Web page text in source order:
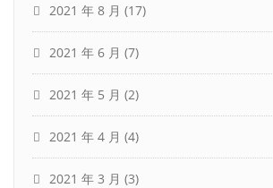
2021 年 8 月 (17)
2021 年 6 月 (7)
2021 年 5 月 (2)
2021 年 4 月 (4)
2021 年 3 月 (3)